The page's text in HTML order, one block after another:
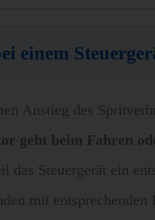
einem
Anstieg des
geht beim Fahren
das Steuergerät ein
mit